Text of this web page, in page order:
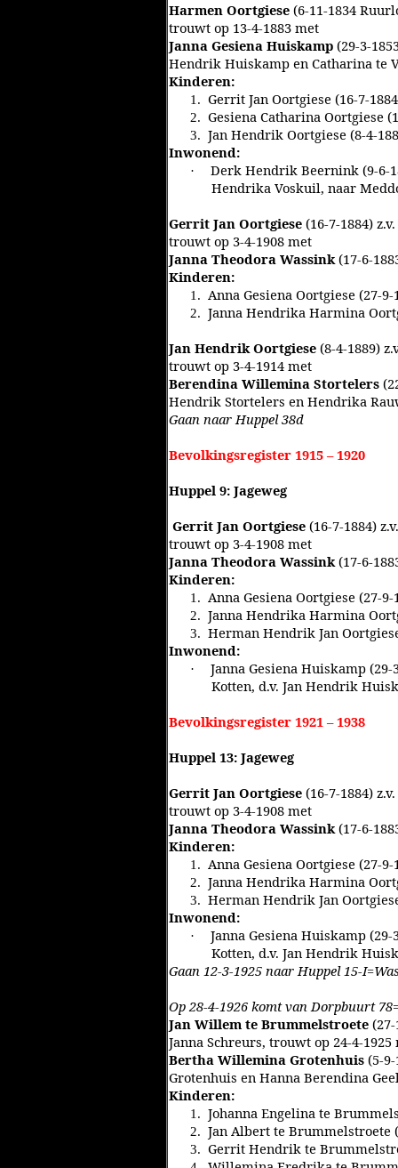
Harmen Oortgiese (6-11-1834
trouwt op 13-4-1883 met
Janna Gesiena Huiskamp (29-3-
Hendrik Huiskamp en Catharina te
Kinderen:
1. Gerrit Jan Oortgiese (16-7-
2. Gesiena Catharina Oortgiese
3. Jan Hendrik Oortgiese (8-4-
Inwonend:
·
Derk Hendrik Beernink (9-6-
Hendrika Voskuil, naar
Gerrit Jan Oortgiese (16-7-1884)
trouwt op 3-4-1908 met
Janna Theodora Wassink(17-6-
Kinderen:
1. Anna Gesiena Oortgiese (27-9-
2. Janna Hendrika Harmina
Jan Hendrik Oortgiese (8-4-1889)
trouwt op 3-4-1914 met
Berendina Willemina Stortelers
Hendrik Stortelers en Hendrika
Gaan naar Huppel 38d
Bevolkingsregister 1915 – 1920
Huppel 9: Jageweg
Gerrit Jan Oortgiese (16-7-1884)
trouwt op 3-4-1908 met
Janna Theodora Wassink(17-6-
Kinderen:
1. Anna Gesiena Oortgiese (27-9-
2. Janna Hendrika Harmina
3. Herman Hendrik Jan
Inwonend:
·
Janna Gesiena Huiskamp
Kotten, d.v. Jan Hendrik
Bevolkingsregister 1921 – 1938
Huppel 13: Jageweg
Gerrit Jan Oortgiese (16-7-1884)
trouwt op 3-4-1908 met
Janna Theodora Wassink(17-6-
Kinderen:
1. Anna Gesiena Oortgiese (27-9-
2. Janna Hendrika Harmina
3. Herman Hendrik Jan
Inwonend:
·
Janna Gesiena Huiskamp
Kotten, d.v. Jan Hendrik
Gaan 12-3-1925 naar Huppel 15-
Op 28-4-1926 komt van Dorpbuurt
Jan Willem te Brummelstroete
Janna Schreurs, trouwt op 24-4-1925
Bertha Willemina Grotenhuis (5-
Grotenhuis en Hanna Berendina
Kinderen:
1. Johanna Engelina te
2. Jan Albert te Brummelstroete
3. Gerrit Hendrik te